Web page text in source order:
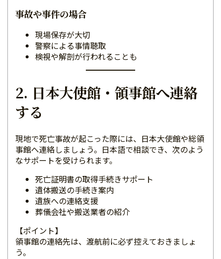
事故や事件の場合
現場保存が大切
警察による事情聴取
検視や解剖が行われることも
2. 日本大使館・領事館へ連絡
する
現地で死亡事故が起こった際には、日本大使館や総領
事館へ連絡しましょう。日本語で相談でき、次のよう
なサポートを受けられます。
死亡証明書の取得手続きサポート
遺体搬送の手続き案内
遺族への連絡支援
葬儀会社や搬送業者の紹介
【ポイント】
領事館の連絡先は、渡航前に必ず控えておきましょ
う。